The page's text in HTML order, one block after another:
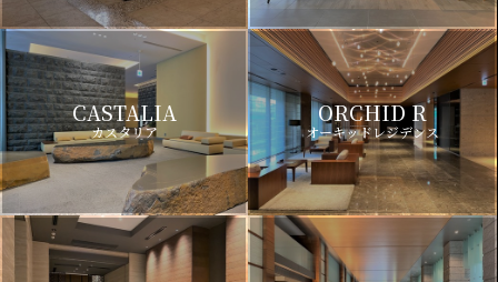
CASTALIA
カスタリア
ORCHID R
オーキッドレジデンス